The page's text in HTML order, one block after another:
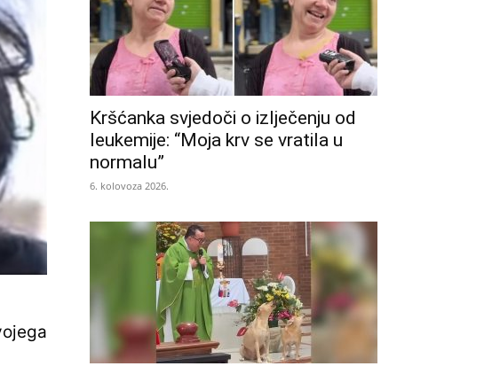
Kršćanka svjedoči o izlječenju od
leukemije: “Moja krv se vratila u
normalu”
6. kolovoza 2026.